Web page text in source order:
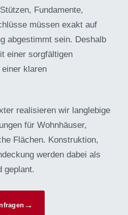
Fundamente,
müssen exakt auf
abgestimmt sein. Deshalb
einer sorgfältigen
einer klaren
realisieren wir langlebige
für Wohnhäuser,
Flächen. Konstruktion,
werden dabei als
geplant.